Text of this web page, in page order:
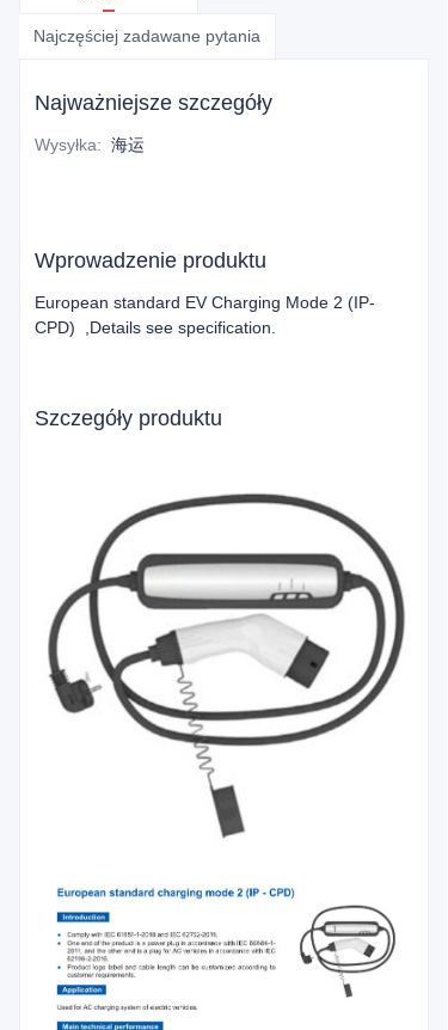
Najczęściej zadawane pytania
Najważniejsze szczegóły
Wysyłka: 海运
Wprowadzenie produktu
European standard EV Charging Mode 2 (IP-
CPD) ,Details see specification.
Szczegóły produktu